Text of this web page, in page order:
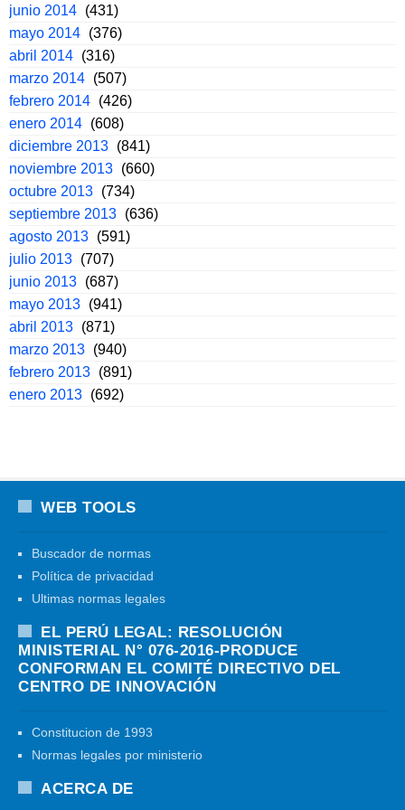
junio 2014 (431)
mayo 2014 (376)
abril 2014 (316)
marzo 2014 (507)
febrero 2014 (426)
enero 2014 (608)
diciembre 2013 (841)
noviembre 2013 (660)
octubre 2013 (734)
septiembre 2013 (636)
agosto 2013 (591)
julio 2013 (707)
junio 2013 (687)
mayo 2013 (941)
abril 2013 (871)
marzo 2013 (940)
febrero 2013 (891)
enero 2013 (692)
WEB TOOLS
Buscador de normas
Política de privacidad
Ultimas normas legales
EL PERÚ LEGAL: RESOLUCIÓN
MINISTERIAL N° 076-2016-PRODUCE
CONFORMAN EL COMITÉ DIRECTIVO DEL
CENTRO DE INNOVACIÓN
Constitucion de 1993
Normas legales por ministerio
ACERCA DE